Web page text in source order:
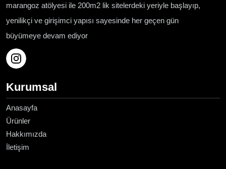
marangoz atölyesi ile 200m2 lik sitelerdeki yeriyle başlayıp,
yenilikçi ve girişimci yapısı sayesinde her geçen gün
büyümeye devam ediyor
Kurumsal
Anasayfa
Ürünler
Hakkımızda
İletişim